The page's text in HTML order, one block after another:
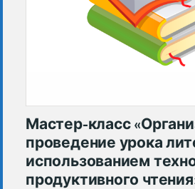
Мастер-класс
проведение урока
использованием
продуктивного